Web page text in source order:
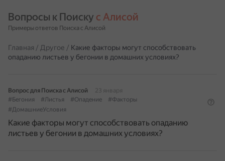
Вопросы к Поиску с Алисой
Примеры ответов Поиска с Алисой
Главная / Другое / Какие факторы могут способствовать
опаданию листьев у бегонии в домашних условиях?
Вопрос для Поиска с Алисой
23 января
#Бегония
#Листья #Опадение
#Факторы
#ДомашниеУсловия
Какие факторы могут способствовать опаданию
листьев у бегонии в домашних условиях?